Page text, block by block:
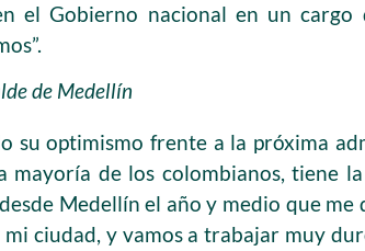
el Gobierno nacional en un cargo
de Medellín
su optimismo frente a la próxima
mayoría de los colombianos, tiene
Medellín el año y medio que
ciudad, y vamos a trabajar muy